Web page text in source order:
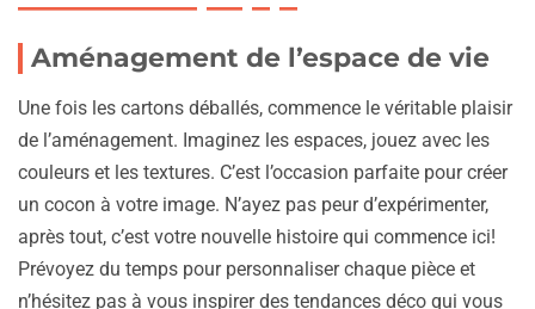
Aménagement de l’espace de vie
Une fois les cartons déballés, commence le véritable plaisir
de l’aménagement. Imaginez les espaces, jouez avec les
couleurs et les textures. C’est l’occasion parfaite pour créer
un cocon à votre image. N’ayez pas peur d’expérimenter,
après tout, c’est votre nouvelle histoire qui commence ici!
Prévoyez du temps pour personnaliser chaque pièce et
n’hésitez pas à vous inspirer des tendances déco qui vous